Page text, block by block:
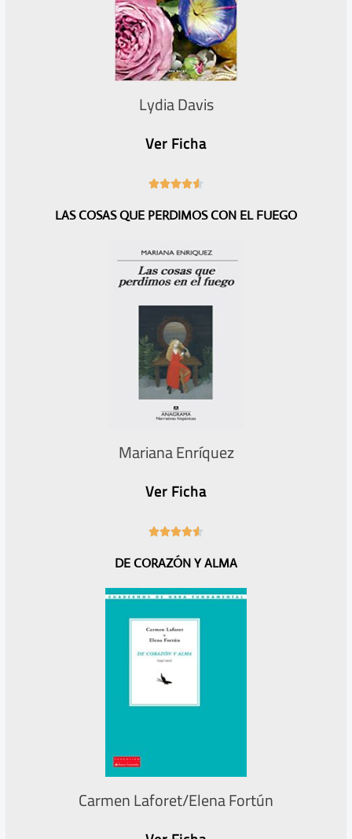
Lydia Davis
Ver Ficha

6
LAS COSAS QUE PERDIMOS CON EL FUEGO
Mariana Enríquez
Ver Ficha

6
5
DE CORAZÓN Y ALMA
Carmen Laforet/Elena Fortún